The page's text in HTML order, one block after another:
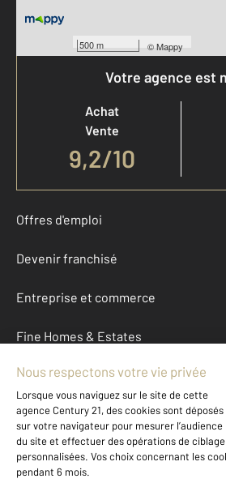
500 m ©Mappy
Votre agence est
Achat
Vente
9,2/10
Offres d'emploi
Devenir franchisé
Entreprise et commerce
Fine Homes & Estates
À propos
International
Nous contacter